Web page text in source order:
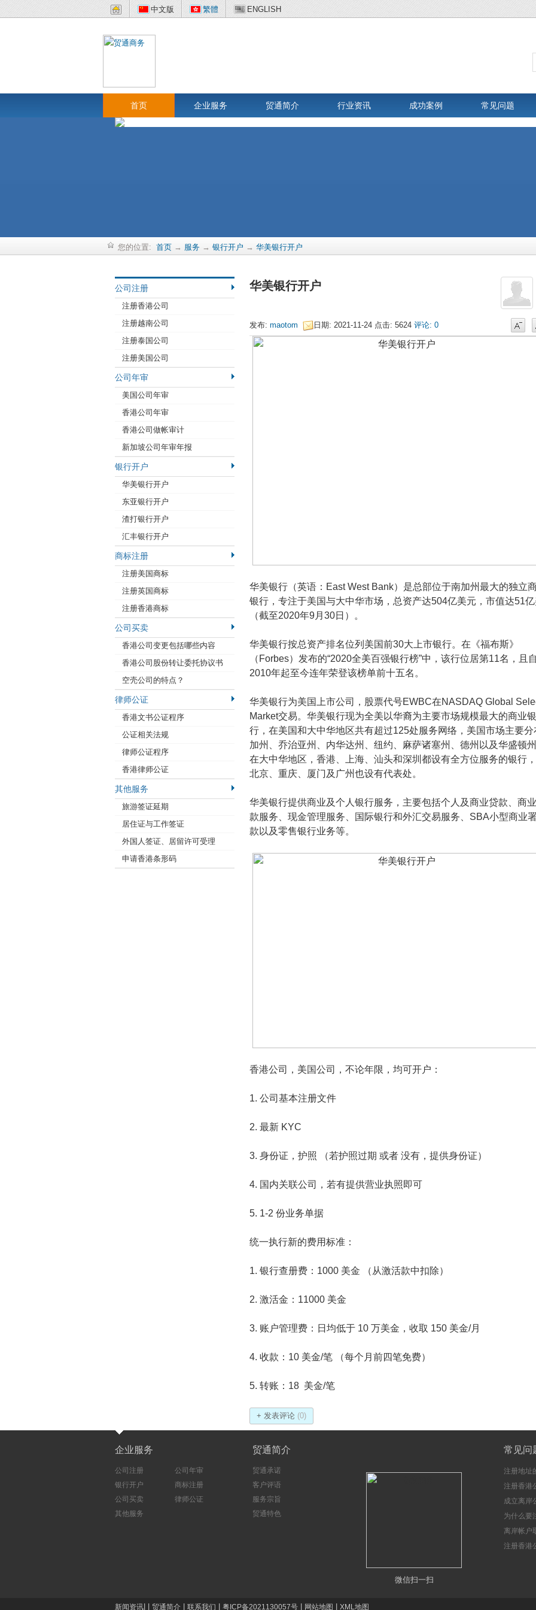
中文版 繁體 ENGLISH
首页 企业服务 贸通简介 行业资讯 成功案例 常见问题
您的位置: 首页 → 服务 → 银行开户 → 华美银行开户
公司注册
注册香港公司
注册越南公司
注册泰国公司
注册美国公司
公司年审
美国公司年审
香港公司年审
香港公司做帐审计
新加坡公司年审年报
银行开户
华美银行开户
东亚银行开户
渣打银行开户
汇丰银行开户
商标注册
注册美国商标
注册英国商标
注册香港商标
公司买卖
香港公司变更包括哪些内容
香港公司股份转让委托协议书
空壳公司的特点？
律师公证
香港文书公证程序
公证相关法规
律师公证程序
香港律师公证
其他服务
旅游签证延期
居住证与工作签证
外国人签证、居留许可受理
申请香港条形码
华美银行开户
发布: maotom 日期: 2021-11-24 点击: 5624 评论: 0
华美银行（英语：East West Bank）是总部位于南加州最大的独立
银行，专注于美国与大中华市场，总资产达504亿美元，市值达51
（截至2020年9月30日）。
华美银行按总资产排名位列美国前30大上市银行。在《福布斯》
（Forbes）发布的“2020全美百强银行榜”中，该行位居第11名，且
2010年起至今连年荣登该榜单前十五名。
华美银行为美国上市公司，股票代号EWBC在NASDAQ Global
Market交易。华美银行现为全美以华裔为主要市场规模最大的商业银
行，在美国和大中华地区共有超过125处服务网络，美国市场主要分
加州、乔治亚州、内华达州、纽约、麻萨诸塞州、德州以及华盛顿
在大中华地区，香港、上海、汕头和深圳都设有全方位服务的银行
北京、重庆、厦门及广州也设有代表处。
华美银行提供商业及个人银行服务，主要包括个人及商业贷款、商
款服务、现金管理服务、国际银行和外汇交易服务、SBA小型商业
款以及零售银行业务等。
香港公司，美国公司，不论年限，均可开户：
1. 公司基本注册文件
2. 最新 KYC
3. 身份证，护照 （若护照过期 或者 没有，提供身份证）
4. 国内关联公司，若有提供营业执照即可
5. 1-2 份业务单据
统一执行新的费用标准：
1. 银行查册费：1000 美金 （从激活款中扣除）
2. 激活金：11000 美金
3. 账户管理费：日均低于 10 万美金，收取 150 美金/月
4. 收款：10 美金/笔 （每个月前四笔免费）
5. 转账：18 美金/笔
+ 发表评论 (0)
企业服务
公司注册
公司年审
银行开户
商标注册
公司买卖
律师公证
其他服务
贸通简介
贸通承诺
客户评语
服务宗旨
贸通特色
微信扫一扫
常见问
注册地址
注册香港
成立离岸
注意事项
为什么要
册香港公
离岸帐户
注册香港
新闻资讯 贸通简介 联系我们 粤ICP备2021130057号 网站地图 XML地图